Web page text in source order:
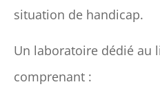
situation de handicap.
Un laboratoire dédié au
comprenant :